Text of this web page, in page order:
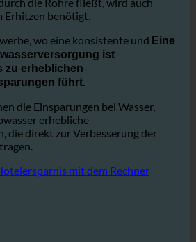
Wassereinsparungen werden
Warmwasser sinkt ebenfalls
die Rohre fließt, wird auch
Erhitzen benötigt.
wo eine konsistente und
ist
führt.
die Einsparungen bei Wasser,
erhebliche
die direkt zur Verbesserung der